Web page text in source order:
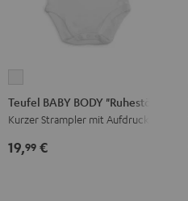
BABY
BODY
Weiß
Teufel BABY BODY "Ruhestörer"
Kurzer Strampler mit Aufdruck
19,99 €